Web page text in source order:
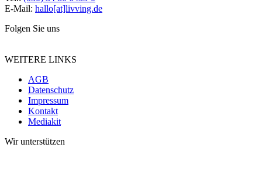
E-Mail: hallo[at]livving.de
Folgen Sie uns
WEITERE LINKS
AGB
Datenschutz
Impressum
Kontakt
Mediakit
Wir unterstützen